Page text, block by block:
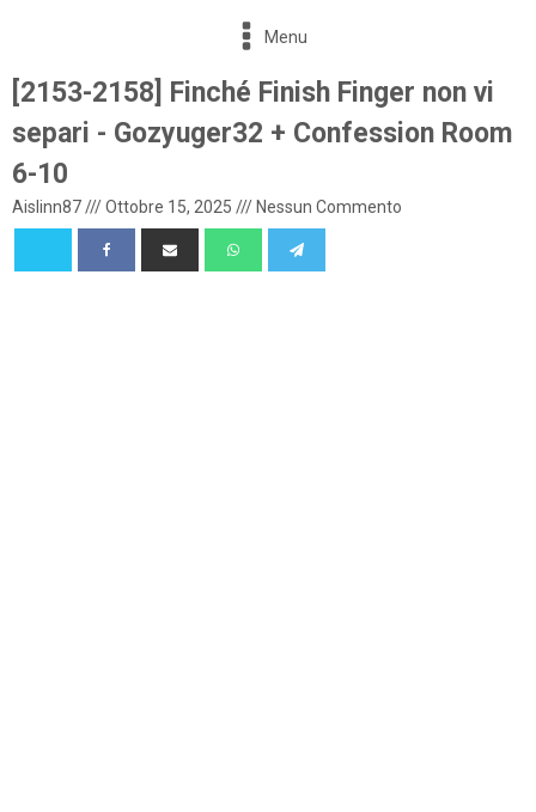
Menu
[2153-2158] Finché Finish Finger non vi
separi - Gozyuger32 + Confession Room
6-10
Aislinn87///Ottobre 15, 2025 /// Nessun Commento